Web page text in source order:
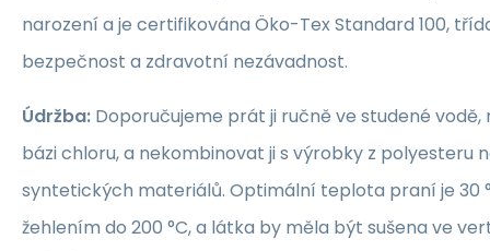
narození a je certifikována Öko-Tex Standard 100,
bezpečnost a zdravotní nezávadnost.
Údržba: Doporučujeme prát ji ručně ve studené
bázi chloru, a nekombinovat ji s výrobky z polyesteru
syntetických materiálů. Optimální teplota praní je 30
žehlením do 200 °C, a látka by měla být sušena ve